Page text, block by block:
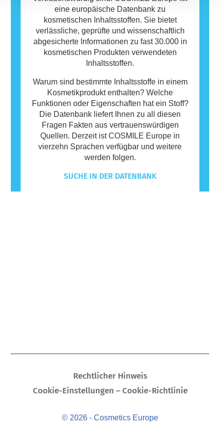
eine europäische Datenbank zu
kosmetischen Inhaltsstoffen. Sie bietet
verlässliche, geprüfte und wissenschaftlich
abgesicherte Informationen zu fast 30.000 in
kosmetischen Produkten verwendeten
Inhaltsstoffen.
Warum sind bestimmte Inhaltsstoffe in einem
Kosmetikprodukt enthalten? Welche
Funktionen oder Eigenschaften hat ein Stoff?
Die Datenbank liefert Ihnen zu all diesen
Fragen Fakten aus vertrauenswürdigen
Quellen. Derzeit ist COSMILE Europe in
vierzehn Sprachen verfügbar und weitere
werden folgen.
SUCHE IN DER DATENBANK
Rechtlicher Hinweis
Cookie-Einstellungen – Cookie-Richtlinie
© 2026 - Cosmetics Europe